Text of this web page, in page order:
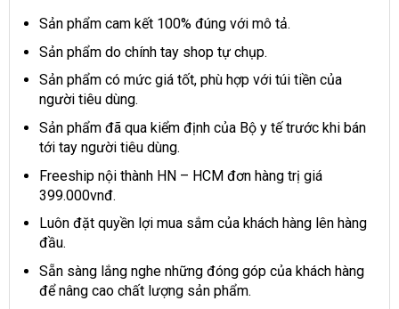
Sản phẩm cam kết 100% đúng với mô tả.
Sản phẩm do chính tay shop tự chụp.
Sản phẩm có mức giá tốt, phù hợp với túi tiền của
người tiêu dùng.
Sản phẩm đã qua kiểm định của Bộ y tế trước khi bán
tới tay người tiêu dùng.
Freeship nội thành HN – HCM đơn hàng trị giá
399.000vnđ.
Luôn đặt quyền lợi mua sắm của khách hàng lên hàng
đầu.
Sẵn sàng lắng nghe những đóng góp của khách hàng
để nâng cao chất lượng sản phẩm.